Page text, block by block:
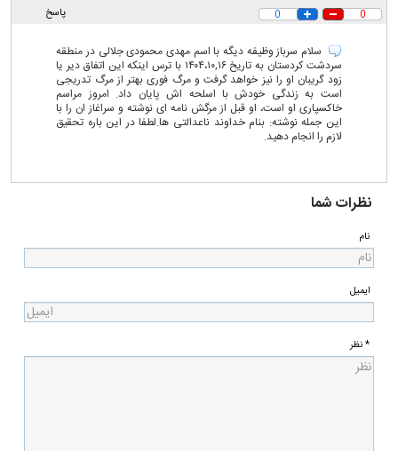
پاسخ
0
0
سلام سرباز وظیفه دیگه با اسم مهدی محمودی جلالی در منطقه
سردشت کردستان به تاریخ ۱۴۰۴،۱۰,۱۶ با ترس اینکه این اتفاق دیر یا
زود گریبان او را نیز خواهد گرفت و مرگ فوری بهتر از مرگ تدریجی
است به زندگی خودش با اسلحه اش پایان داد. امروز مراسم
خاکسپاری او است، او قبل از مرگش نامه ای نوشته و سراغاز ان را با
این جمله نوشته: بنام خداوند ناعدالتی ها.لطفا در این باره تحقیق
لازم را انجام دهید.
نظرات شما
نام
ایمیل
* نظر